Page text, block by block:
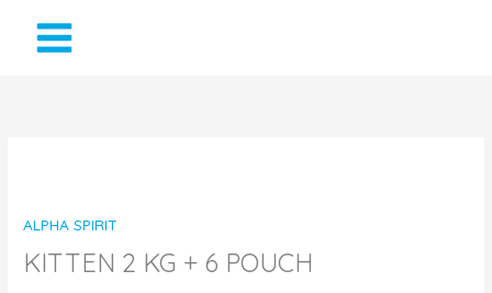
ALPHA SPIRIT
KITTEN 2 KG + 6 POUCH